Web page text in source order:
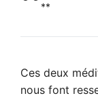
**
Ces deux
nous font